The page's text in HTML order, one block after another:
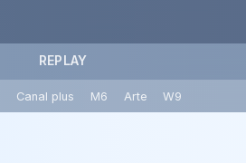
REPLAY
Canal plus M6 Arte W9